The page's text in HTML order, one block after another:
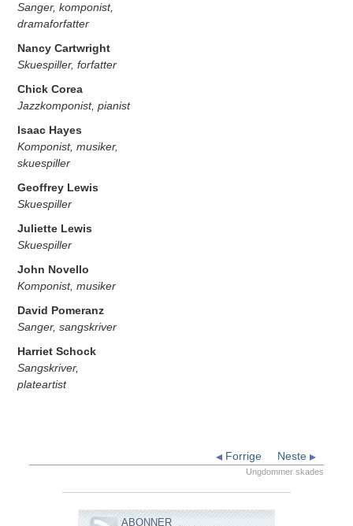
Sanger, komponist,
dramaforfatter
Nancy Cartwright
Skuespiller, forfatter
Chick Corea
Jazzkomponist, pianist
Isaac Hayes
Komponist, musiker,
skuespiller
Geoffrey Lewis
Skuespiller
Juliette Lewis
Skuespiller
John Novello
Komponist, musiker
David Pomeranz
Sanger, sangskriver
Harriet Schock
Sangskriver,
plateartist
Neste
Forrige
Ungdommer skades
ABONNER